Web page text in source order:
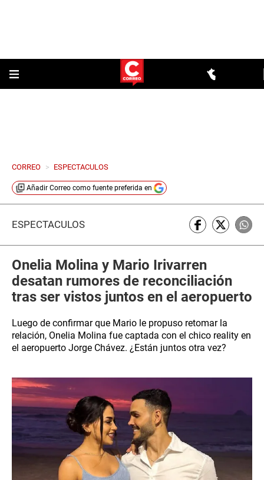
CORREO > ESPECTACULOS
Añadir Correo como fuente preferida en
ESPECTÁCULOS
Onelia Molina y Mario Irivarren
desatan rumores de reconciliación
tras ser vistos juntos en el aeropuerto
Luego de confirmar que Mario le propuso retomar la
relación, Onelia Molina fue captada con el chico reality en
el aeropuerto Jorge Chávez. ¿Están juntos otra vez?